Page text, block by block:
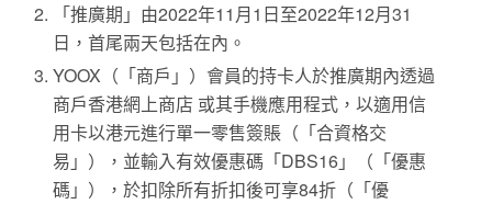
「推廣期」由2022年11月1日至2022年12月31
日，首尾兩天包括在內。
YOOX（「商戶」）會員的持卡人於推廣期內透過
商戶香港網上商店 或其手機應用程式，以適用信
用卡以港元進行單一零售簽賬（「合資格交
易」），並輸入有效優惠碼「DBS16」（「優惠
碼」），於扣除所有折扣後可享84折（「優